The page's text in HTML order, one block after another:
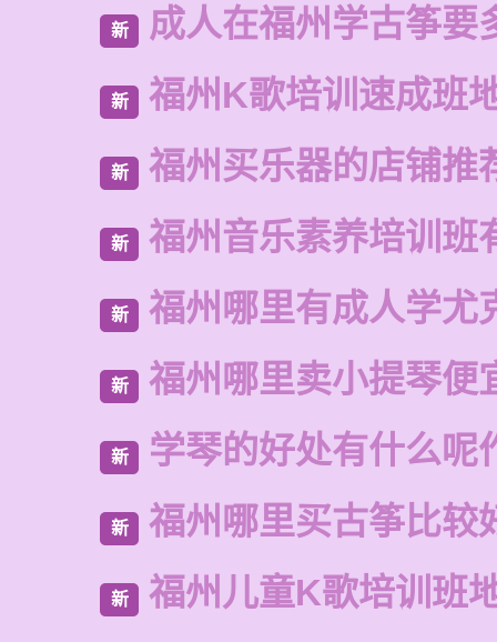
新 成人在福州学古筝要
新 福州K歌培训速成班
新 福州买乐器的店铺推
新 福州音乐素养培训班
新 福州哪里有成人学尤
新 福州哪里卖小提琴便
新 学琴的好处有什么呢
新 福州哪里买古筝比较
新 福州儿童K歌培训班